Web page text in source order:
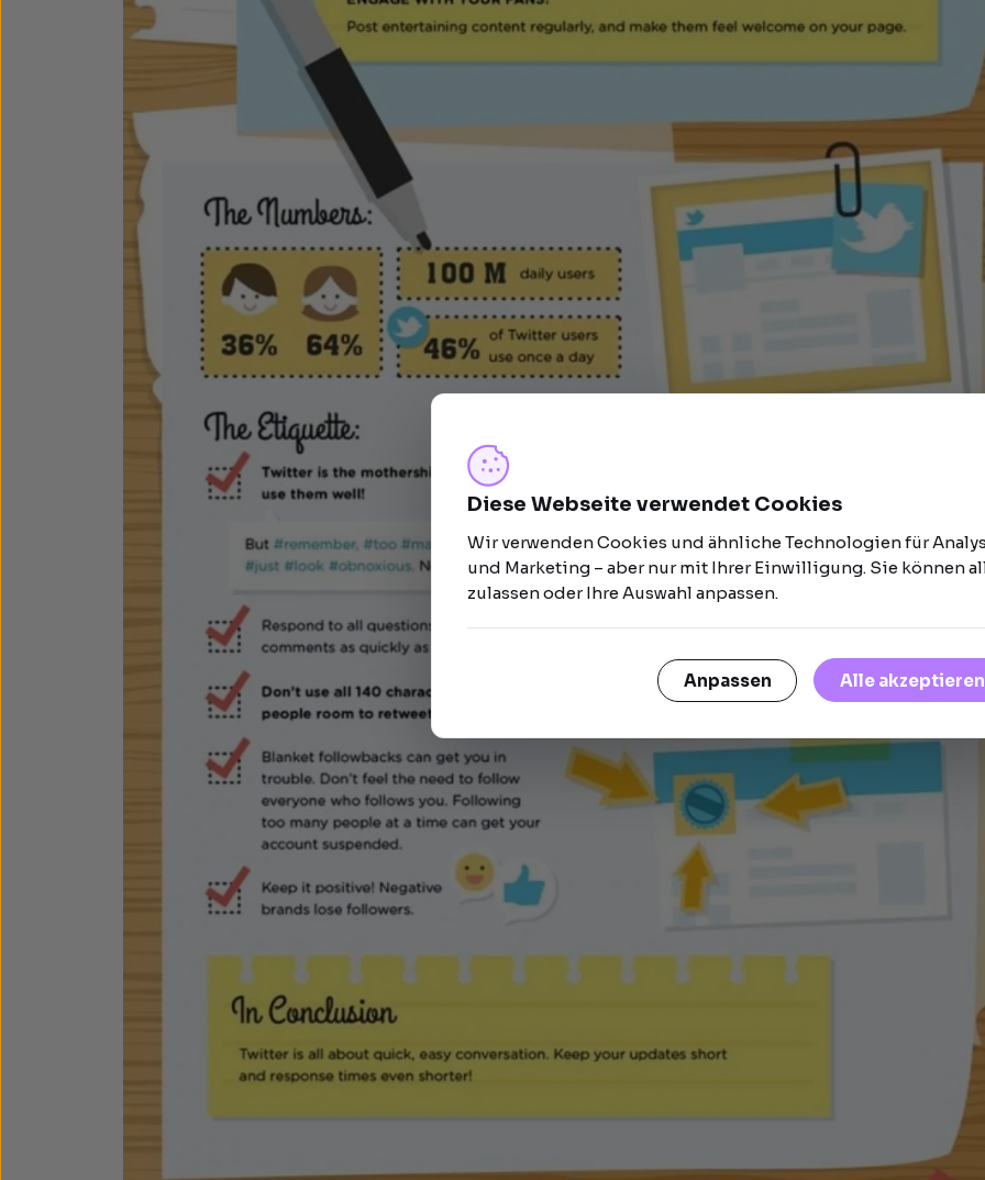
Diese Webseite verwendet Cookies
Wir verwenden Cookies und ähnliche Technologien für
und Marketing – aber nur mit Ihrer Einwilligung. Sie können
zulassen oder Ihre Auswahl anpassen.
Anpassen Alle akzeptieren